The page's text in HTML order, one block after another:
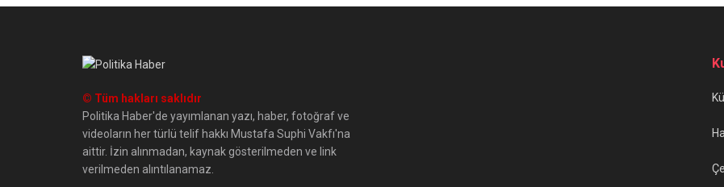
© Tüm hakları saklıdır
Politika Haber'de yayımlanan yazı, haber, fotoğraf ve
videoların her türlü telif hakkı Mustafa Suphi Vakfı'na
aittir. İzin alınmadan, kaynak gösterilmeden ve link
verilmeden alıntılanamaz.